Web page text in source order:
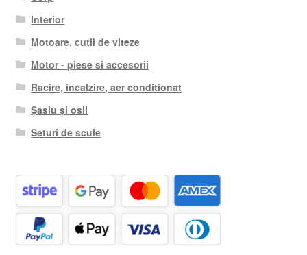
Interior
Motoare, cutii de viteze
Motor - piese si accesorii
Racire, incalzire, aer conditionat
Șasiu și osii
Seturi de scule